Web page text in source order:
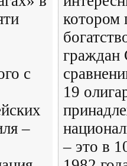
с
–
котором
19
– это в